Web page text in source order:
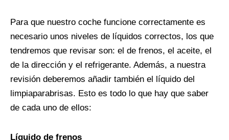
Para que nuestro coche funcione correctamente es
necesario unos niveles de líquidos correctos, los que
tendremos que revisar son: el de frenos, el aceite, el
de la dirección y el refrigerante. Además, a nuestra
revisión deberemos añadir también el líquido del
limpiaparabrisas. Esto es todo lo que hay que saber
de cada uno de ellos:
Líquido de frenos